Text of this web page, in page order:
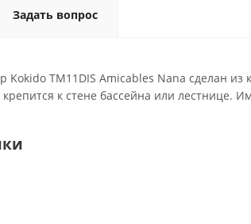
Задать вопрос
TM11DIS Amicables Nana сделан из
к стене бассейна или лестнице.